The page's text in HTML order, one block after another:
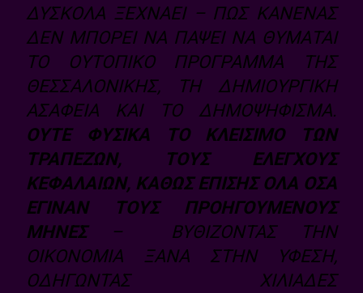
ΔΎΣΚΟΛΑ ΞΕΧΝΆΕΙ – ΠΩΣ ΚΑΝΈΝΑΣ
ΔΕΝ ΜΠΟΡΕΊ ΝΑ ΠΆΨΕΙ ΝΑ ΘΥΜΆΤΑΙ
ΤΟ ΟΥΤΟΠΙΚΌ ΠΡΌΓΡΑΜΜΑ ΤΗΣ
ΘΕΣΣΑΛΟΝΊΚΗΣ, ΤΗ ΔΗΜΙΟΥΡΓΙΚΉ
ΑΣΆΦΕΙΑ ΚΑΙ ΤΟ ΔΗΜΟΨΉΦΙΣΜΑ.
ΟΎΤΕ ΦΥΣΙΚΆ ΤΟ ΚΛΕΊΣΙΜΟ ΤΩΝ
ΤΡΑΠΕΖΏΝ, ΤΟΥΣ ΕΛΈΓΧΟΥΣ
ΚΕΦΑΛΑΊΩΝ, ΚΑΘΏΣ ΕΠΊΣΗΣ ΌΛΑ ΌΣΑ
ΈΓΙΝΑΝ ΤΟΥΣ ΠΡΟΗΓΟΎΜΕΝΟΥΣ
ΜΉΝΕΣ– ΒΥΘΊΖΟΝΤΑΣ ΤΗΝ
ΟΙΚΟΝΟΜΊΑ ΞΑΝΆ ΣΤΗΝ ΎΦΕΣΗ,
ΟΔΗΓΏΝΤΑΣ ΧΙΛΙΆΔΕΣ